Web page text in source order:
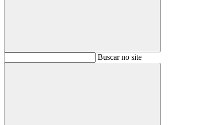
BuscarBuscar no site